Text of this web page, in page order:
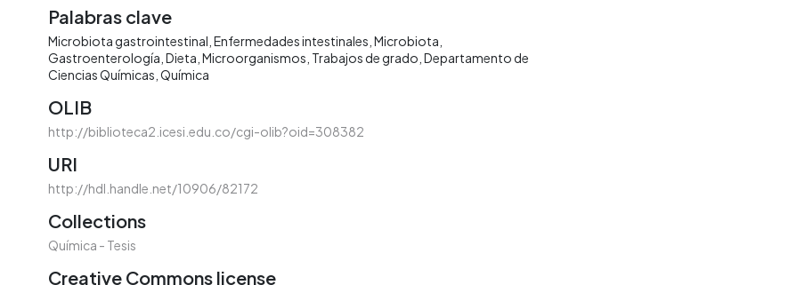
Palabras clave
Microbiota gastrointestinal Enfermedades intestinales Microbiota
Gastroenterología Dieta Microorganismos Trabajos de grado Departamento de
Ciencias Químicas Química
OLIB
http://biblioteca2.icesi.edu.co/cgi-olib?oid=308382
URI
http://hdl.handle.net/10906/82172
Collections
Química - Tesis
Creative Commons license